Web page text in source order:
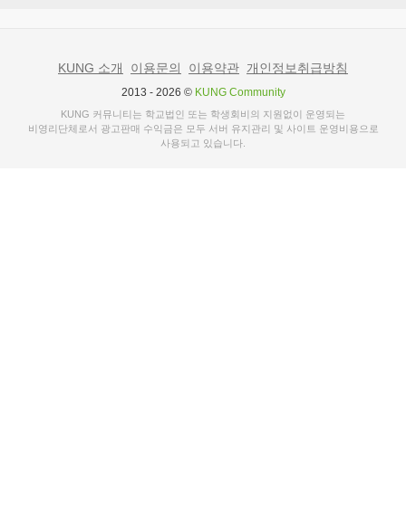
KUNG 소개 이용문의 이용약관 개인정보취급방침
2013 - 2026 © KUNG Community
KUNG 커뮤니티는 학교법인 또는 학생회비의 지원없이 운영되는
비영리단체로서 광고판매 수익금은 모두 서버 유지관리 및 사이트 운영비용으로
사용되고 있습니다.